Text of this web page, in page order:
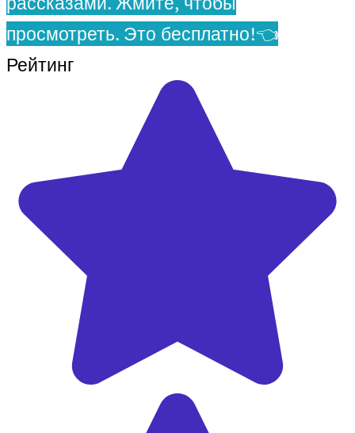
просмотреть. Это бесплатно!👈
Рейтинг